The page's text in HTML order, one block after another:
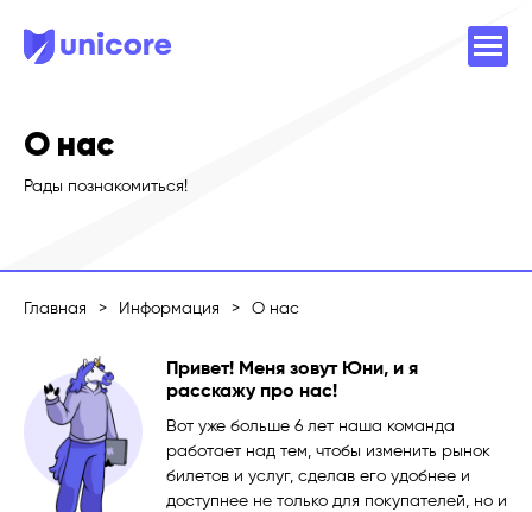
О нас
Рады познакомиться!
Главная > Информация > О нас
Привет! Меня зовут Юни, и я
расскажу про нас!
Вот уже больше 6 лет наша команда
работает над тем, чтобы изменить рынок
билетов и услуг, сделав его удобнее и
доступнее не только для покупателей, но и